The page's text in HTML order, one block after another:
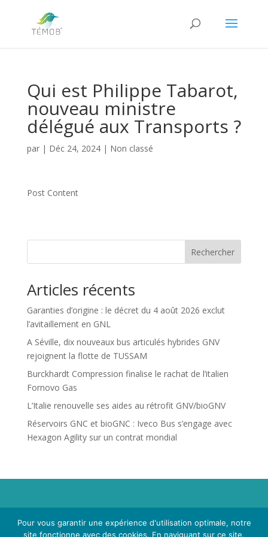
Qui est Philippe Tabarot,
nouveau ministre
délégué aux Transports ?
par | Déc 24, 2024| Non classé
Post Content
Rechercher
Articles récents
Garanties d’origine : le décret du 4 août 2026 exclut
l’avitaillement en GNL
A Séville, dix nouveaux bus articulés hybrides GNV
rejoignent la flotte de TUSSAM
Burckhardt Compression finalise le rachat de l’italien
Fornovo Gas
L’Italie renouvelle ses aides au rétrofit GNV/bioGNV
Réservoirs GNC et bioGNC : Iveco Bus s’engage avec
Hexagon Agility sur un contrat mondial
Propriété de Territoire d'Energie Lot-et-Garonne. Voir
Mentions LégalesetPolitique de Confidentialité.
Pour vous garantir une expérience d'utilisation optimale, notre
site fonctionne avec des cookies. En naviguant sur ce site,